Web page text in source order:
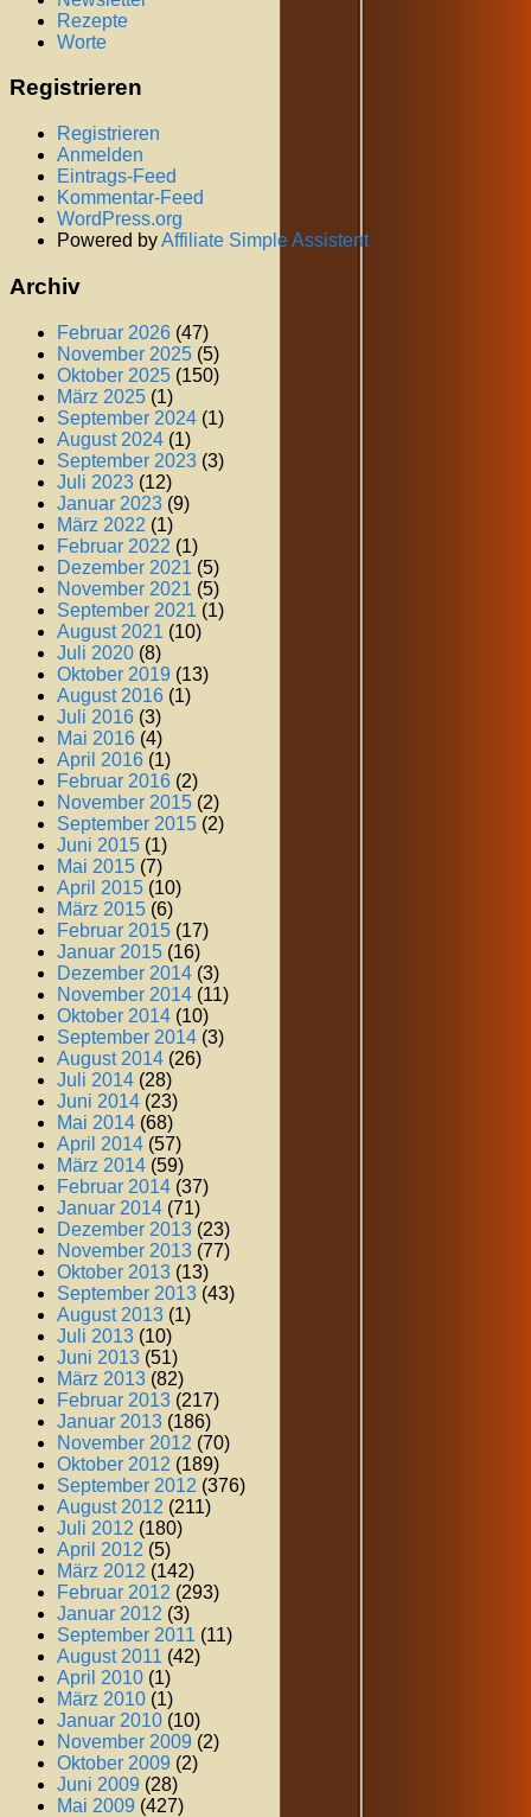
Rezepte
Worte
Registrieren
Registrieren
Anmelden
Eintrags-Feed
Kommentar-Feed
WordPress.org
Powered byAffiliate Simple Assistent
Archiv
Februar 2026 (47)
November 2025 (5)
Oktober 2025 (150)
März 2025 (1)
September 2024 (1)
August 2024 (1)
September 2023 (3)
Juli 2023 (12)
Januar 2023 (9)
März 2022 (1)
Februar 2022 (1)
Dezember 2021 (5)
November 2021 (5)
September 2021 (1)
August 2021 (10)
Juli 2020 (8)
Oktober 2019 (13)
August 2016 (1)
Juli 2016 (3)
Mai 2016 (4)
April 2016 (1)
Februar 2016 (2)
November 2015 (2)
September 2015 (2)
Juni 2015 (1)
Mai 2015 (7)
April 2015 (10)
März 2015 (6)
Februar 2015 (17)
Januar 2015 (16)
Dezember 2014 (3)
November 2014 (11)
Oktober 2014 (10)
September 2014 (3)
August 2014 (26)
Juli 2014 (28)
Juni 2014 (23)
Mai 2014 (68)
April 2014 (57)
März 2014 (59)
Februar 2014 (37)
Januar 2014 (71)
Dezember 2013 (23)
November 2013 (77)
Oktober 2013 (13)
September 2013 (43)
August 2013 (1)
Juli 2013 (10)
Juni 2013 (51)
März 2013 (82)
Februar 2013 (217)
Januar 2013 (186)
November 2012 (70)
Oktober 2012 (189)
September 2012 (376)
August 2012 (211)
Juli 2012 (180)
April 2012 (5)
März 2012 (142)
Februar 2012 (293)
Januar 2012 (3)
September 2011 (11)
August 2011 (42)
April 2010 (1)
März 2010 (1)
Januar 2010 (10)
November 2009 (2)
Oktober 2009 (2)
Juni 2009 (28)
Mai 2009 (427)